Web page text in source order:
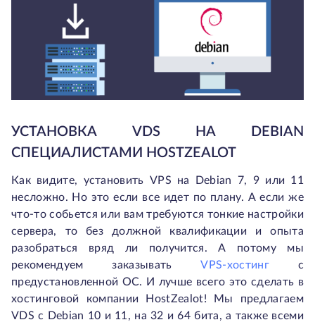
УСТАНОВКА VDS НА DEBIAN
СПЕЦИАЛИСТАМИ HOSTZEALOT
Как видите, установить VPS на Debian 7, 9 или 11
несложно. Но это если все идет по плану. А если же
что-то собьется или вам требуются тонкие настройки
сервера, то без должной квалификации и опыта
разобраться вряд ли получится. А потому мы
рекомендуем заказыватьVPS-хостингс
предустановленной ОС. И лучше всего это сделать в
хостинговой компании HostZealot! Мы предлагаем
VDS с Debian 10 и 11, на 32 и 64 бита, а также всеми